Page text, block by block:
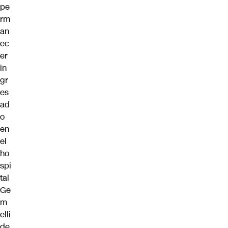
pe
rm
an
ec
er
in
gr
es
ad
o
en
el
ho
spi
tal
Ge
m
elli